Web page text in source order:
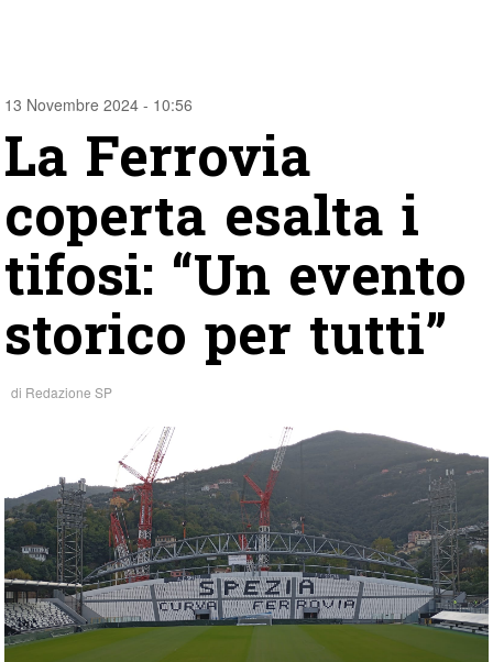
13 Novembre 2024 - 10:56
La Ferrovia
coperta esalta i
tifosi: “Un evento
storico per tutti”
di Redazione SP